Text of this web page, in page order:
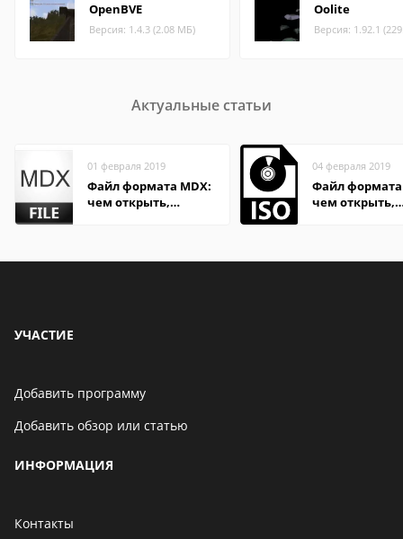
OpenBVE
Версия: 1.4.3 (2.08 МБ)
Oolite
Версия: 1.92.1
Актуальные статьи
01 февраля 2019
Файл формата MDX:
чем открыть,
04 февраля 2019
Файл формата
чем открыть,
УЧАСТИЕ
Добавить программу
Добавить обзор или статью
ИНФОРМАЦИЯ
Контакты